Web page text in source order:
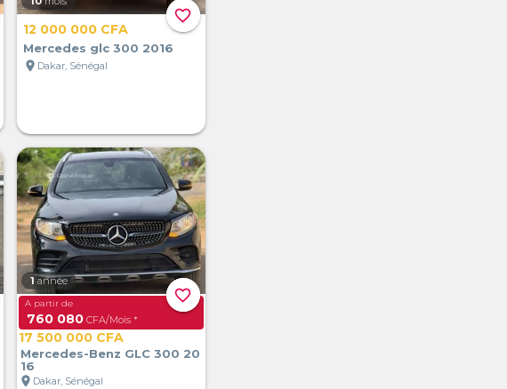
favorite_border
12 000 000 CFA
Mercedes glc 300 2016
location_on Dakar, Sénégal
favorite_border
1 année
A partir de
760 080 CFA/Mois *
17 500 000 CFA
Mercedes-Benz GLC 300 20
16
location_on Dakar, Sénégal